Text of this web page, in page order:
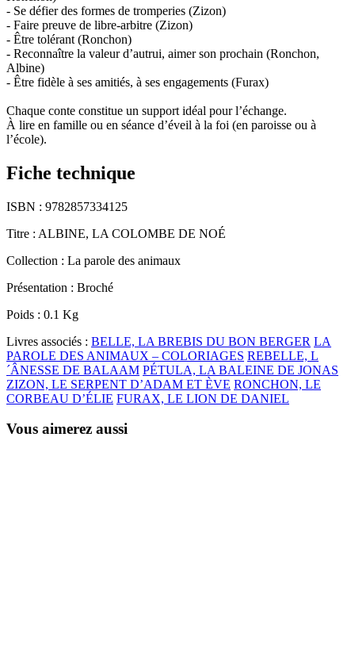
- Se défier des formes de tromperies (Zizon)
- Faire preuve de libre-arbitre (Zizon)
- Être tolérant (Ronchon)
- Reconnaître la valeur d’autrui, aimer son prochain (Ronchon,
Albine)
- Être fidèle à ses amitiés, à ses engagements (Furax)
Chaque conte constitue un support idéal pour l’échange.
À lire en famille ou en séance d’éveil à la foi (en paroisse ou à
l’école).
Fiche technique
ISBN : 9782857334125
Titre : ALBINE, LA COLOMBE DE NOÉ
Collection : La parole des animaux
Présentation : Broché
Poids : 0.1 Kg
Livres associés : BELLE, LA BREBIS DU BON BERGER LA
PAROLE DES ANIMAUX – COLORIAGES REBELLE, L
´ÂNESSE DE BALAAM PÉTULA, LA BALEINE DE JONAS
ZIZON, LE SERPENT D’ADAM ET ÈVE RONCHON, LE
CORBEAU D’ÉLIE FURAX, LE LION DE DANIEL
Vous aimerez aussi